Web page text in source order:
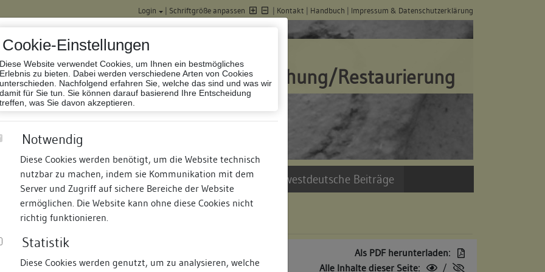
Cookie-Einstellungen
Diese Website verwendet Cookies, um Ihnen ein bestmögliches
Erlebnis zu bieten. Dabei werden verschiedene Arten von Cookies
unterschieden. Nachfolgend erfahren Sie, welche das sind und was wir
damit für Sie tun. Sie können darauf basierend Ihre Entscheidung
treffen, was Sie davon akzeptieren.
Notwendig
Diese Cookies werden benötigt, um die Website technisch
nutzbar zu machen, indem sie Kommunikation mit dem
Server und Zugriff auf sichere Bereiche der Website
ermöglichen. Die Website kann ohne diese Cookies nicht
richtig funktionieren.
Statistik
Diese Cookies werden genutzt, um zu analysieren, welche
Login | Schriftgröße anpassen | Kontakt | Handbuch | Impressum & Datenschutzerklärung
Datenbank Bauforschung/Restaurierung
Termine Suche Freie Bauforscher:innen Südwestdeutsche Beiträge
Als PDF herunterladen:
Alle Inhalte dieser Seite:
/